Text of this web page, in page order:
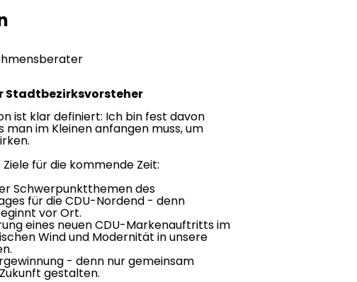
Stadtbezirksvorsteher
ist klar definiert: Ich bin fest davon
man im Kleinen anfangen muss, um
Ziele für die kommende Zeit:
Schwerpunktthemen des
für die CDU-Nordend - denn
vor Ort.
eines neuen CDU-Markenauftritts im
Wind und Modernität in unsere
- denn nur gemeinsam
gestalten.